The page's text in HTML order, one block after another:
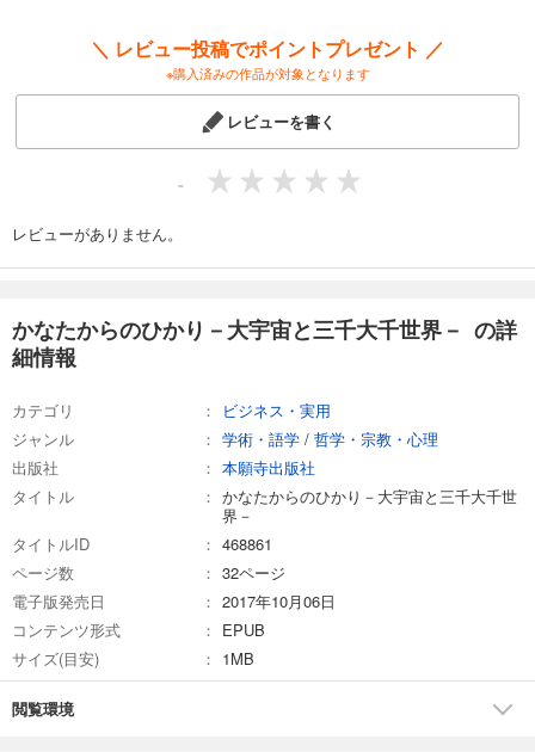
＼ レビュー投稿でポイントプレゼント ／
※購入済みの作品が対象となります
レビューを書く
-
レビューがありません。
かなたからのひかり－大宇宙と三千大千世界－ の詳
細情報
カテゴリ
ビジネス・実用
ジャンル
学術・語学 / 哲学・宗教・心理
出版社
本願寺出版社
タイトル
かなたからのひかり－大宇宙と三千大千世
界－
タイトルID
468861
ページ数
32ページ
電子版発売日
2017年10月06日
コンテンツ形式
EPUB
サイズ(目安)
1MB
閲覧環境